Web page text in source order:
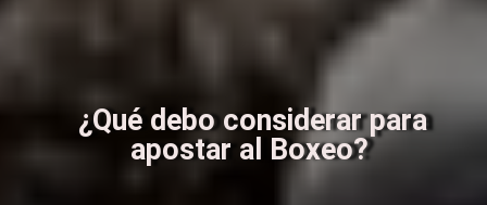
¿Qué debo considerar para
apostar al Boxeo?